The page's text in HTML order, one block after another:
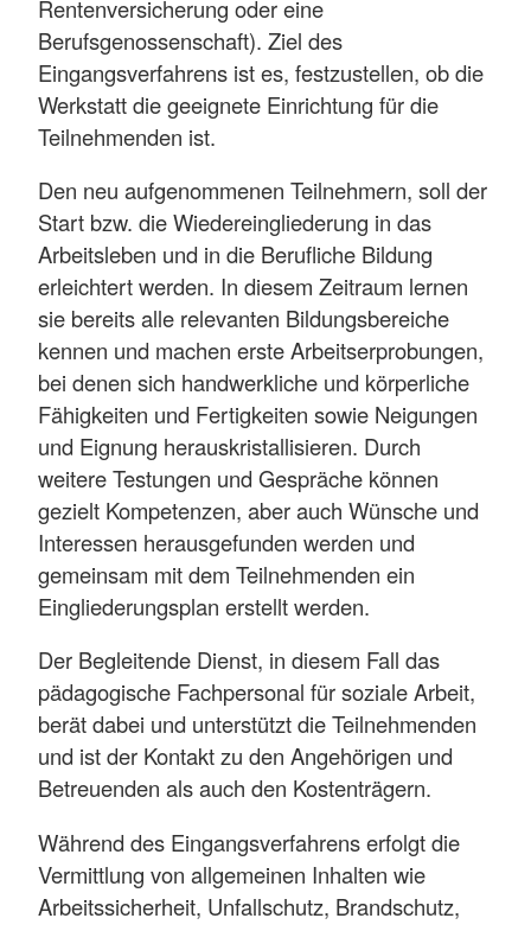
Rentenversicherung oder eine
Berufsgenossenschaft). Ziel des
Eingangsverfahrens ist es, festzustellen, ob die
Werkstatt die geeignete Einrichtung für die
Teilnehmenden ist.
Den neu aufgenommenen Teilnehmern, soll der
Start bzw. die Wiedereingliederung in das
Arbeitsleben und in die Berufliche Bildung
erleichtert werden. In diesem Zeitraum lernen
sie bereits alle relevanten Bildungsbereiche
kennen und machen erste Arbeitserprobungen,
bei denen sich handwerkliche und körperliche
Fähigkeiten und Fertigkeiten sowie Neigungen
und Eignung herauskristallisieren. Durch
weitere Testungen und Gespräche können
gezielt Kompetenzen, aber auch Wünsche und
Interessen herausgefunden werden und
gemeinsam mit dem Teilnehmenden ein
Eingliederungsplan erstellt werden.
Der Begleitende Dienst, in diesem Fall das
pädagogische Fachpersonal für soziale Arbeit,
berät dabei und unterstützt die Teilnehmenden
und ist der Kontakt zu den Angehörigen und
Betreuenden als auch den Kostenträgern.
Während des Eingangsverfahrens erfolgt die
Vermittlung von allgemeinen Inhalten wie
Arbeitssicherheit, Unfallschutz, Brandschutz,